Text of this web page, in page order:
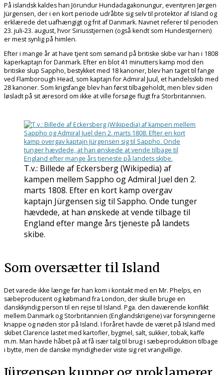
På islandsk kaldes han Jörundur Hundadagakonungur, eventyren Jørgen
Jürgensen, der i en kort periode udråbte sig selv til protektor af Island og
erklærede det uafhængigt og frit af Danmark. Navnet referer til perioden
23. juli-23. august, hvor Siriusstjernen (også kendt som Hundestjernen)
er mest synlig på himlen.
Efter i mange år at have tjent som sømand på britiske skibe var han i 1808
kaperkaptajn for Danmark. Efter en blot 41 minutters kamp mod den
britiske slup Sappho, bestykket med 18 kanoner, blev han taget til fange
ved Flamborough Head, som kaptajn for Admiral Juul, et handelsskib med
28 kanoner. Som krigsfange blev han først tilbageholdt, men blev siden
løsladt på sit æresord om ikke at ville forsøge flugt fra Storbritannien.
T.v.: Billede af Eckersberg (Wikipedia) af
kampen mellem Sappho og Admiral Juel den 2.
marts 1808. Efter en kort kamp overgav
kaptajn Jürgensen sig til Sappho. Onde tunger
hævdede, at han ønskede at vende tilbage til
England efter mange års tjeneste på landets
skibe.
Som oversætter til Island
Det varede ikke længe før han kom i kontakt med en Mr. Phelps, en
sæbeproducent og købmand fra London, der skulle bruge en
danskkyndig person til en rejse til Island. Pga. den daværende konflikt
mellem Danmark og Storbritannien (Englandskrigene) var forsyningerne
knappe og nøden stor på Island. I foråret havde de været på Island med
skibet Clarence lastet med kartofler, bygmel, salt, sukker, tobak, kaffe
m.m. Man havde håbet på at få især talg til brug i sæbeproduktion tilbage
i bytte, men de danske myndigheder viste sig ret vrangvillige.